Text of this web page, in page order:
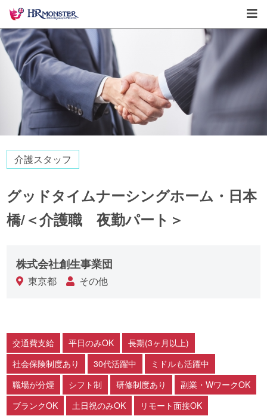
介護スタッフ
グッドタイムナーシングホーム・日本
橋/＜介護職 夜勤パート＞
株式会社創生事業団
東京都 その他
交通費支給 平日のみOK
長期(3ヶ月以上)
社会保険制度あり
30代活躍中
ミドルも活躍中
職場が分煙
シフト制 研修制度あり
副業・WワークOK
ブランクOK
土日祝のみOK
リモート面接OK